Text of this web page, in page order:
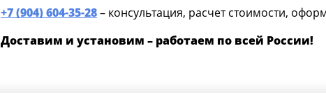
+7 (904) 604-35-28– консультация, расчет стоимости,
Доставим и установим – работаем по всей России!